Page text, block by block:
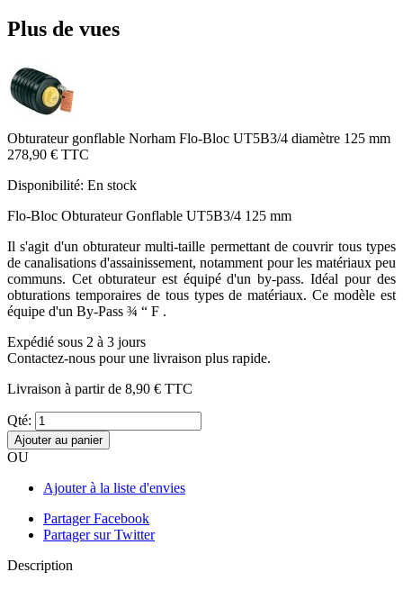
Plus de vues
Obturateur gonflable Norham Flo-Bloc UT5B3/4 diamètre 125 mm
278,90 € TTC
Disponibilité: En stock
Flo-Bloc Obturateur Gonflable UT5B3/4 125 mm
Il s'agit d'un obturateur multi-taille permettant de couvrir tous types
de canalisations d'assainissement, notamment pour les matériaux peu
communs. Cet obturateur est équipé d'un by-pass. Idéal pour des
obturations temporaires de tous types de matériaux. Ce modèle est
équipe d'un By-Pass ¾ “ F .
Expédié sous 2 à 3 jours
Contactez-nous pour une livraison plus rapide.
Livraison à partir de 8,90 € TTC
Qté:
Ajouter au panier
OU
Ajouter à la liste d'envies
Partager Facebook
Partager sur Twitter
Description